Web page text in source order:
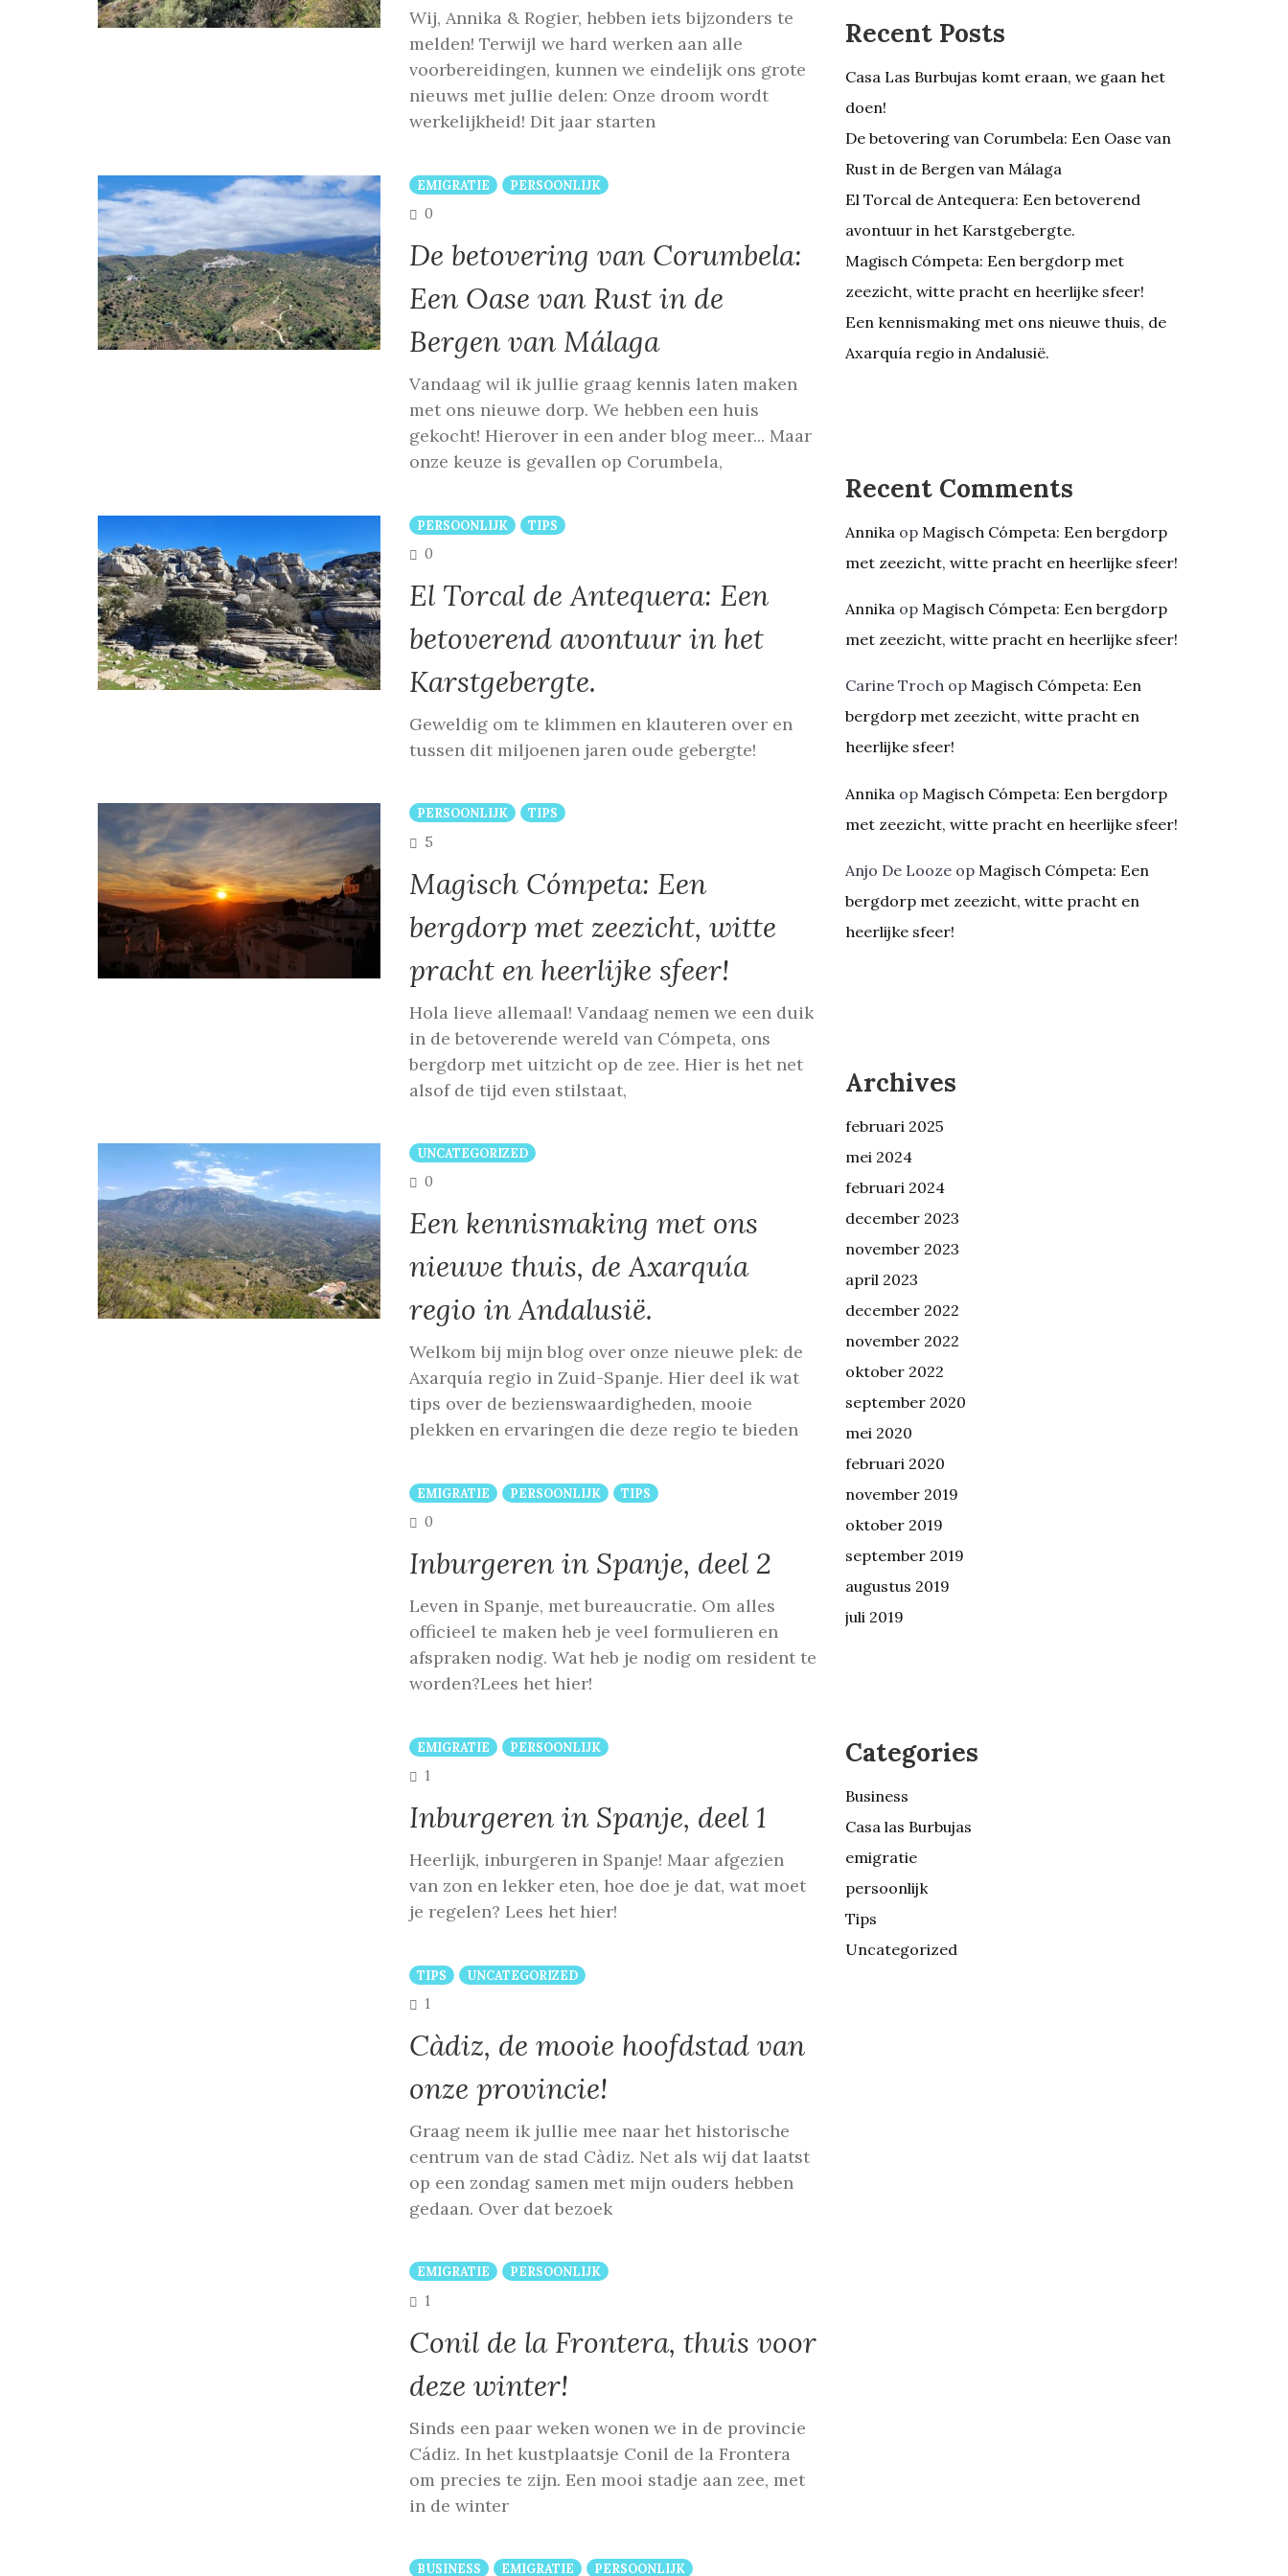
Wij, Annika & Rogier, hebben iets bijzonders te
melden! Terwijl we hard werken aan alle
voorbereidingen, kunnen we eindelijk ons grote
nieuws met jullie delen: Onze droom wordt
werkelijkheid! Dit jaar starten
EMIGRATIE PERSOONLIJK
0
De betovering van Corumbela:
Een Oase van Rust in de
Bergen van Málaga
Vandaag wil ik jullie graag kennis laten maken
met ons nieuwe dorp. We hebben een huis
gekocht! Hierover in een ander blog meer... Maar
onze keuze is gevallen op Corumbela,
PERSOONLIJK TIPS
0
El Torcal de Antequera: Een
betoverend avontuur in het
Karstgebergte.
Geweldig om te klimmen en klauteren over en
tussen dit miljoenen jaren oude gebergte!
PERSOONLIJK TIPS
5
Magisch Cómpeta: Een
bergdorp met zeezicht, witte
pracht en heerlijke sfeer!
Hola lieve allemaal! Vandaag nemen we een duik
in de betoverende wereld van Cómpeta, ons
bergdorp met uitzicht op de zee. Hier is het net
alsof de tijd even stilstaat,
UNCATEGORIZED
0
Een kennismaking met ons
nieuwe thuis, de Axarquía
regio in Andalusië.
Welkom bij mijn blog over onze nieuwe plek: de
Axarquía regio in Zuid-Spanje. Hier deel ik wat
tips over de bezienswaardigheden, mooie
plekken en ervaringen die deze regio te bieden
EMIGRATIE PERSOONLIJK TIPS
0
Inburgeren in Spanje, deel 2
Leven in Spanje, met bureaucratie. Om alles
officieel te maken heb je veel formulieren en
afspraken nodig. Wat heb je nodig om resident te
worden?Lees het hier!
EMIGRATIE PERSOONLIJK
1
Inburgeren in Spanje, deel 1
Heerlijk, inburgeren in Spanje! Maar afgezien
van zon en lekker eten, hoe doe je dat, wat moet
je regelen? Lees het hier!
TIPS UNCATEGORIZED
1
Càdiz, de mooie hoofdstad van
onze provincie!
Graag neem ik jullie mee naar het historische
centrum van de stad Càdiz. Net als wij dat laatst
op een zondag samen met mijn ouders hebben
gedaan. Over dat bezoek
EMIGRATIE PERSOONLIJK
1
Conil de la Frontera, thuis voor
deze winter!
Sinds een paar weken wonen we in de provincie
Cádiz. In het kustplaatsje Conil de la Frontera
om precies te zijn. Een mooi stadje aan zee, met
in de winter
BUSINESS EMIGRATIE PERSOONLIJK
Recent Posts
Casa Las Burbujas komt eraan, we gaan het
doen!
De betovering van Corumbela: Een Oase van
Rust in de Bergen van Málaga
El Torcal de Antequera: Een betoverend
avontuur in het Karstgebergte.
Magisch Cómpeta: Een bergdorp met
zeezicht, witte pracht en heerlijke sfeer!
Een kennismaking met ons nieuwe thuis, de
Axarquía regio in Andalusië.
Recent Comments
Annika op Magisch Cómpeta: Een bergdorp
met zeezicht, witte pracht en heerlijke sfeer!
Annika op Magisch Cómpeta: Een bergdorp
met zeezicht, witte pracht en heerlijke sfeer!
Carine Troch op Magisch Cómpeta: Een
bergdorp met zeezicht, witte pracht en
heerlijke sfeer!
Annika op Magisch Cómpeta: Een bergdorp
met zeezicht, witte pracht en heerlijke sfeer!
Anjo De Looze op Magisch Cómpeta: Een
bergdorp met zeezicht, witte pracht en
heerlijke sfeer!
Archives
februari 2025
mei 2024
februari 2024
december 2023
november 2023
april 2023
december 2022
november 2022
oktober 2022
september 2020
mei 2020
februari 2020
november 2019
oktober 2019
september 2019
augustus 2019
juli 2019
Categories
Business
Casa las Burbujas
emigratie
persoonlijk
Tips
Uncategorized